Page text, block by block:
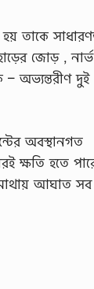
তাকে
জোড় ,
– অভ্যন্তরীণ দুই
অবস্থানগত
ক্ষতি হতে
মাথায় আঘাত সব